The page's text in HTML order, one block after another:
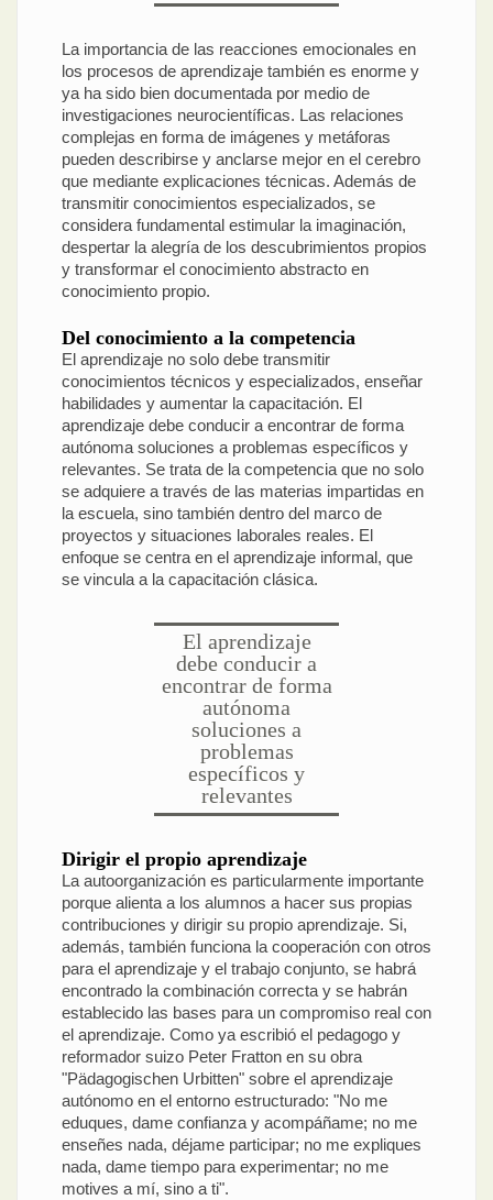
La importancia de las reacciones emocionales en
los procesos de aprendizaje también es enorme y
ya ha sido bien documentada por medio de
investigaciones neurocientíficas. Las relaciones
complejas en forma de imágenes y metáforas
pueden describirse y anclarse mejor en el cerebro
que mediante explicaciones técnicas. Además de
transmitir conocimientos especializados, se
considera fundamental estimular la imaginación,
despertar la alegría de los descubrimientos propios
y transformar el conocimiento abstracto en
conocimiento propio.
Del conocimiento a la competencia
El aprendizaje no solo debe transmitir
conocimientos técnicos y especializados, enseñar
habilidades y aumentar la capacitación. El
aprendizaje debe conducir a encontrar de forma
autónoma soluciones a problemas específicos y
relevantes. Se trata de la competencia que no solo
se adquiere a través de las materias impartidas en
la escuela, sino también dentro del marco de
proyectos y situaciones laborales reales. El
enfoque se centra en el aprendizaje informal, que
se vincula a la capacitación clásica.
El aprendizaje
debe conducir a
encontrar de forma
autónoma
soluciones a
problemas
específicos y
relevantes
Dirigir el propio aprendizaje
La autoorganización es particularmente importante
porque alienta a los alumnos a hacer sus propias
contribuciones y dirigir su propio aprendizaje. Si,
además, también funciona la cooperación con otros
para el aprendizaje y el trabajo conjunto, se habrá
encontrado la combinación correcta y se habrán
establecido las bases para un compromiso real con
el aprendizaje. Como ya escribió el pedagogo y
reformador suizo Peter Fratton en su obra
"Pädagogischen Urbitten" sobre el aprendizaje
autónomo en el entorno estructurado: "No me
eduques, dame confianza y acompáñame; no me
enseñes nada, déjame participar; no me expliques
nada, dame tiempo para experimentar; no me
motives a mí, sino a ti".